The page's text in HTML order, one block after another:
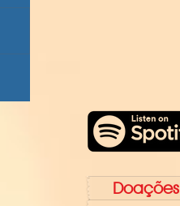
Doações